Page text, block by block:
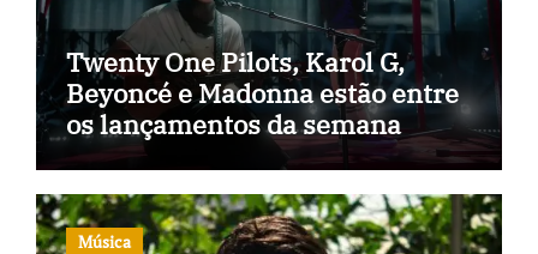
Twenty One Pilots, Karol G,
Beyoncé e Madonna estão entre
os lançamentos da semana
Música